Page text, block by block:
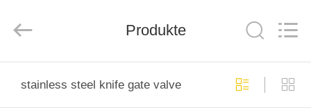
HAUSE
Ltd..
Produkte
stainless steel knife gate valve